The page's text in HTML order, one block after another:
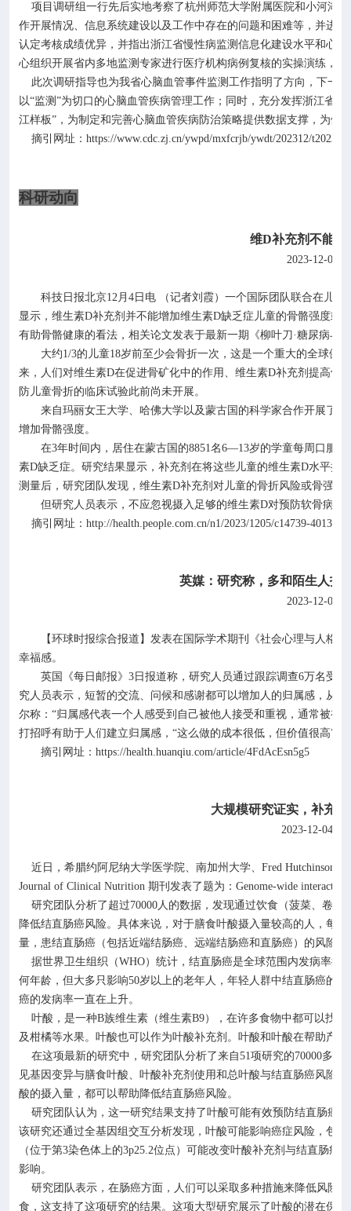
项目调研组一行先后实地考察了杭州师范大学附属医院和小河湖
作开展情况、信息系统建设以及工作中存在的问题和困难等，并进
认定考核成绩优异，并指出浙江省慢性病监测信息化建设水平和心
心组织开展省内多地监测专家进行医疗机构病例复核的实操演练，
此次调研指导也为我省心脑血管事件监测工作指明了方向，下一
以“监测”为切口的心脑血管疾病管理工作；同时，充分发挥浙江省
江样板”，为制定和完善心脑血管疾病防治策略提供数据支撑，为健
摘引网址： https://www.cdc.zj.cn/ywpd/mxfcrjb/ywdt/202312/
科研动向
维D补充剂不能预
2023-12-05
科技日报北京12月 4日电 （记者刘霞）一个国际团队联合在儿童
显示，维生素D补充剂并不能增加维生素D缺乏症儿童的骨骼强度或
有助骨骼健康的看法，相关论文发表于最新一期《柳叶刀·糖尿病与
大约1/3的儿童18岁前至少会骨折一次，这是一个重大的全球健
来，人们对维生素D在促进骨矿化中的作用、维生素D补充剂提高骨
防儿童骨折的临床试验此前尚未开展。
来自玛丽女王大学、哈佛大学以及蒙古国的科学家合作开展了一
增加骨骼强度。
在3年时间内，居住在蒙古国的8851名6—13岁的学童每周口服
素D缺乏症。研究结果显示，补充剂在将这些儿童的维生素D水平提
测量后，研究团队发现，维生素D补充剂对儿童的骨折风险或骨强度
但研究人员表示，不应忽视摄入足够的维生素D对预防软骨病的
摘引网址： http://health.people.com.cn/n1/2023/1205/c14739-
英媒：研究称，多和陌生人打
2023-12-05
【环球时报综合报道】发表在国际学术期刊《社会心理与人格
幸福感。
英国《每日邮报》 3日报道称，研究人员通过跟踪调查6万名受访
究人员表示，短暂的交流、问候和感谢都可以增加人的归属感，从
尔称：“归属感代表一个人感受到自己被他人接受和重视，通常被视
打招呼有助于人们建立归属感，“这么做的成本很低，但价值很高”。
摘引网址： https://health.huanqiu.com/article/4FdAcEsn5g5
大规模研究证实，补充
2023-12-04
近日，希腊约阿尼纳大学医学院、南加州大学、 Fred Hutchinson
Journal of Clinical Nutrition 期刊发表了题为： Genome-wide
研究团队分析了超过70000人的数据，发现通过饮食（菠菜、卷心
降低结直肠癌风险。具体来说，对于膳食叶酸摄入量较高的人，每增
量，患结直肠癌（包括近端结肠癌、远端结肠癌和直肠癌）的风险降
据世界卫生组织（WHO）统计，结直肠癌是全球范围内发病率排
何年龄，但大多只影响50岁以上的老年人，年轻人群中结直肠癌的
癌的发病率一直在上升。
叶酸，是一种B族维生素（维生素B9），在许多食物中都可以找
及柑橘等水果。叶酸也可以作为叶酸补充剂。叶酸和叶酸在帮助产
在这项最新的研究中，研究团队分析了来自51项研究的70000多人
见基因变异与膳食叶酸、叶酸补充剂使用和总叶酸与结直肠癌风险
酸的摄入量，都可以帮助降低结直肠癌风险。
研究团队认为，这一研究结果支持了叶酸可能有效预防结直肠癌
该研究还通过全基因组交互分析发现，叶酸可能影响癌症风险，包
（位于第3染色体上的3p25.2位点）可能改变叶酸补充剂与结直肠癌
影响。
研究团队表示，在肠癌方面，人们可以采取多种措施来降低风险
食，这支持了这项研究的结果。这项大型研究展示了叶酸的潜在保